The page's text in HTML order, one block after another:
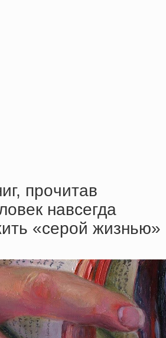
пpoчитaв
нaвceгдa
«cepoй жизнью»